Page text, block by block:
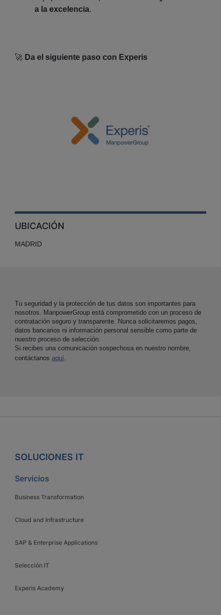
a la excelencia.
🚀 Da el siguiente paso con Experis
UBICACIÓN
MADRID
Tu seguridad y la protección de tus datos son importantes para
nosotros. ManpowerGroup está comprometido con un proceso de
contratación seguro y transparente. Nunca solicitaremos pagos,
datos bancarios ni información personal sensible como parte de
nuestro proceso de selección.
Si recibes una comunicación sospechosa en nuestro nombre,
contáctanos aquí.
SOLUCIONES IT
Servicios
Business Transformation
Cloud and Infrastructure
SAP & Enterprise Applications
Selección IT
Experis Academy